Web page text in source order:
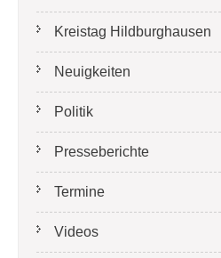
Kreistag Hildburghausen
Neuigkeiten
Politik
Presseberichte
Termine
Videos